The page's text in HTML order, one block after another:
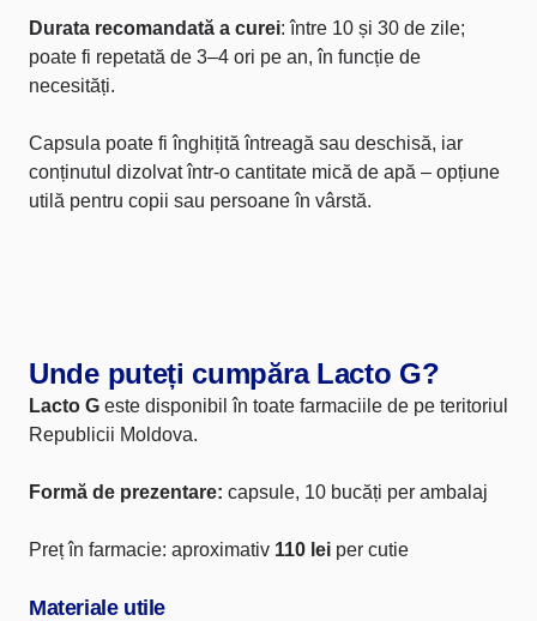
Durata recomandată a curei: între 10 și 30 de zile;
poate fi repetată de 3–4 ori pe an, în funcție de
necesități.
Capsula poate fi înghițită întreagă sau deschisă, iar
conținutul dizolvat într-o cantitate mică de apă – opțiune
utilă pentru copii sau persoane în vârstă.
Unde puteți cumpăra Lacto G?
Lacto G este disponibil în toate farmaciile de pe teritoriul
Republicii Moldova.
Formă de prezentare: capsule, 10 bucăți per ambalaj
Preț în farmacie: aproximativ 110 lei per cutie
Materiale utile